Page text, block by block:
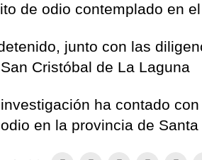
de odio contemplado en
junto con las
Cristóbal de La Laguna
ha contado
en la provincia de Santa